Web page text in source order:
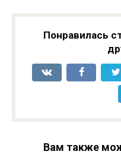
Понравилась
Вам также